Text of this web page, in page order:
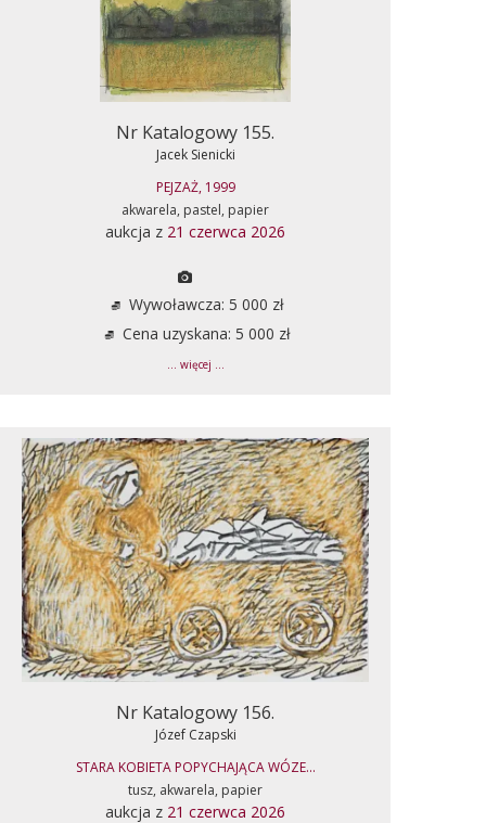
Nr Katalogowy 155.
Jacek Sienicki
PEJZAŻ, 1999
akwarela, pastel, papier
aukcja z 21 czerwca 2026
Wywoławcza: 5 000 zł
Cena uzyskana: 5 000 zł
... więcej ...
Nr Katalogowy 156.
Józef Czapski
STARA KOBIETA POPYCHAJĄCA WÓZE...
tusz, akwarela, papier
aukcja z 21 czerwca 2026